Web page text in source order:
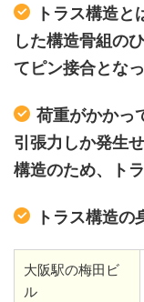
トラス構造
した構造骨組の
てピン接合とな
荷重がかかっ
引張力しか発生
構造のため、ト
トラス構造の
大阪駅の梅田ビ
ル